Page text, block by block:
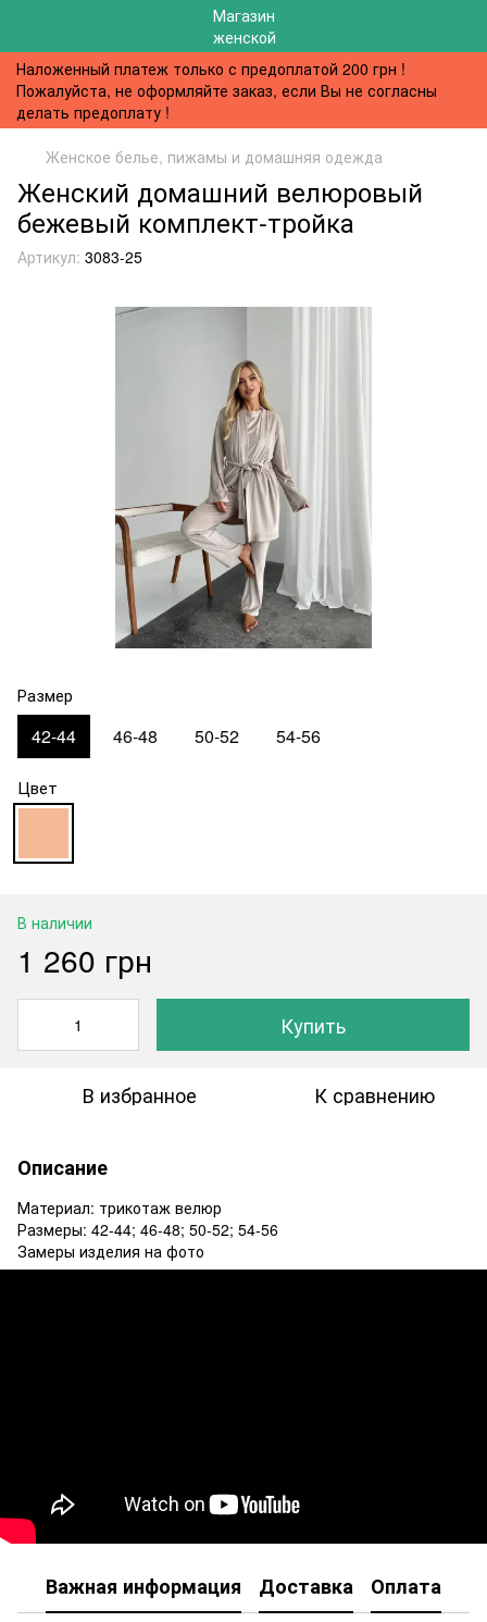
Наложенный платеж только с предоплатой 200 грн !
Пожалуйста, не оформляйте заказ, если Вы не согласны
делать предоплату !
Женское белье, пижамы и домашняя одежда
Женский домашний велюровый
бежевый комплект-тройка
Артикул: 3083-25
Размер
42-44 46-48 50-52 54-56
Цвет
В наличии
1 260 грн
Купить
В избранное К сравнению
Описание
Материал: трикотаж велюр
Размеры: 42-44; 46-48; 50-52; 54-56
Замеры изделия на фото
Важная информация Доставка Оплата